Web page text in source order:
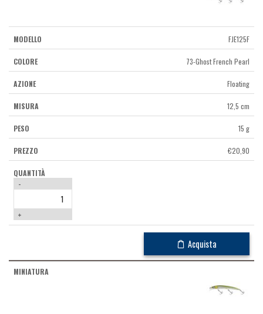
FJE125F
73-Ghost French Pearl
Floating
12,5 cm
15 g
€20,90
-
+
Acquista